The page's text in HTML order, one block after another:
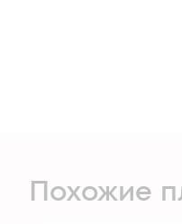
Похожие